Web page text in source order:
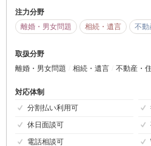
注力分野
離婚・男女問題
相続・遺言 不動
取扱分野
離婚・男女問題
相続・遺言 不動産・
対応体制
分割払い利用可
休日面談可
電話相談可